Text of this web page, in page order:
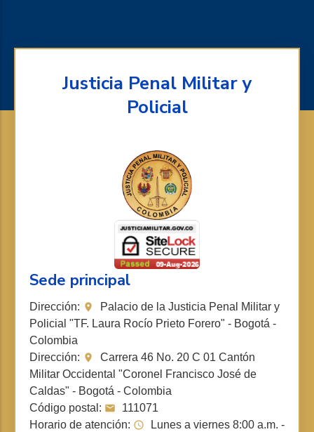
Justicia Penal Militar y
Policial
Sede principal
Dirección:
Palacio de la Justicia Penal Militar y
Policial "TF. Laura Rocío Prieto Forero" - Bogotá -
Colombia
Dirección:
Carrera 46 No. 20 C 01 Cantón
Militar Occidental "Coronel Francisco José de
Caldas" - Bogotá - Colombia
Código postal:
111071
Horario de atención:
Lunes a viernes 8:00 a.m. -